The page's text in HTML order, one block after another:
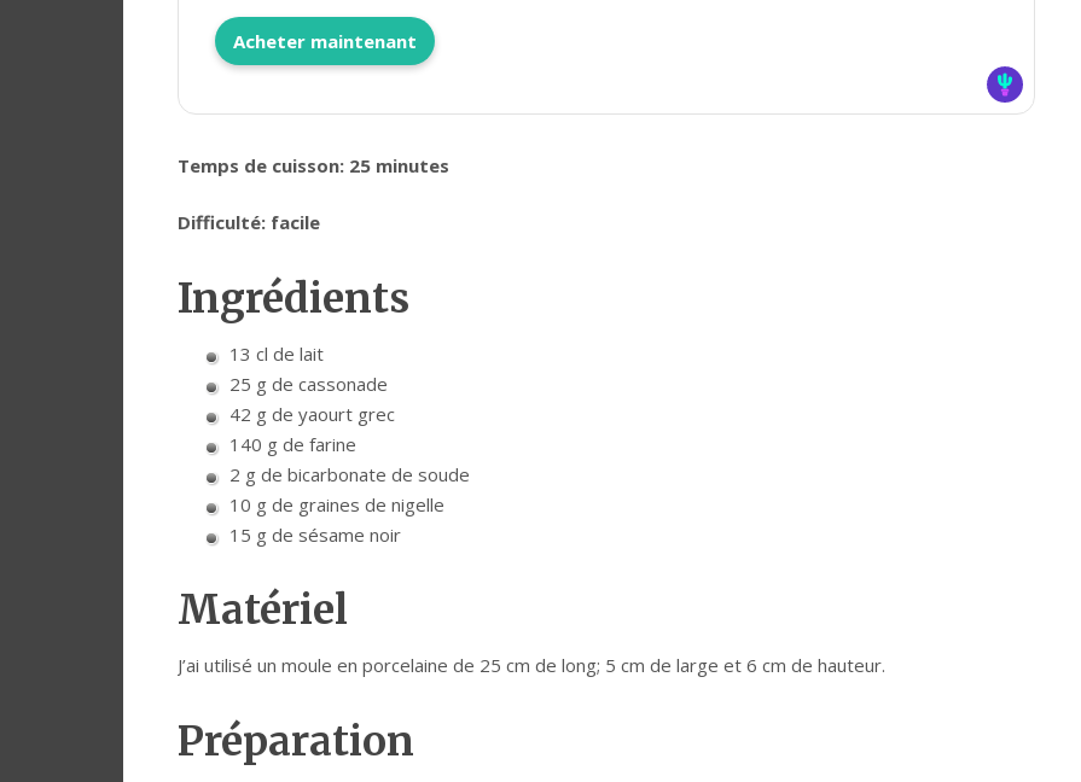
Acheter maintenant
Temps de cuisson: 25 minutes
Difficulté: facile
Ingrédients
13 cl de lait
25 g de cassonade
42 g de yaourt grec
140 g de farine
2 g de bicarbonate de soude
10 g de graines de nigelle
15 g de sésame noir
Matériel
J’ai utilisé un moule en porcelaine de 25 cm de long; 5 cm de large et 6 cm de hauteur.
Préparation